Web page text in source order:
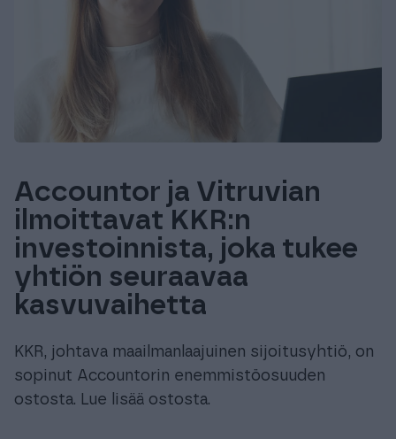
Accountor ja Vitruvian
ilmoittavat KKR:n
investoinnista, joka tukee
yhtiön seuraavaa
kasvuvaihetta
KKR, johtava maailmanlaajuinen sijoitusyhtiö, on
sopinut Accountorin enemmistöosuuden
ostosta. Lue lisää ostosta.